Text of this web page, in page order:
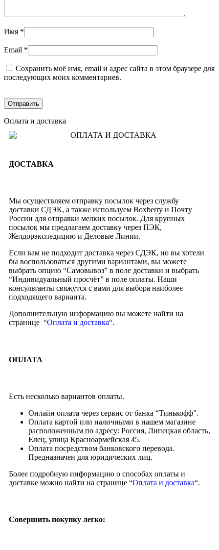
Имя *
Email *
Сохранить моё имя, email и адрес сайта в этом браузере для
последующих моих комментариев.
Оплата и доставка
ДОСТАВКА
Мы осуществляем отправку посылок через службу
доставки СДЭК, а также используем Boxberry и Почту
России для отправки мелких посылок. Для крупных
посылок мы предлагаем доставку через ПЭК,
Желдорэкспедицию и Деловые Линии.
Если вам не подходит доставка через СДЭК, но вы хотели
бы воспользоваться другими вариантами, вы можете
выбрать опцию “Самовывоз” в поле доставки и выбрать
“Индивидуальный просчёт” в поле оплаты. Наши
консультанты свяжутся с вами для выбора наиболее
подходящего варианта.
Дополнительную информацию вы можете найти на
странице “Оплата и доставка“.
ОПЛАТА
Есть несколько вариантов оплаты.
Онлайн оплата через сервис от банка “Тинькофф”.
Оплата картой или наличными в нашем магазине
расположенным по адресу: Россия, Липецкая область,
Елец, улица Красноармейская 45.
Оплата посредством банковского перевода.
Предназначен для юридических лиц.
Более подробную информацию о способах оплаты и
доставке можно найти на странице “Оплата и доставка“.
Совершить покупку легко: